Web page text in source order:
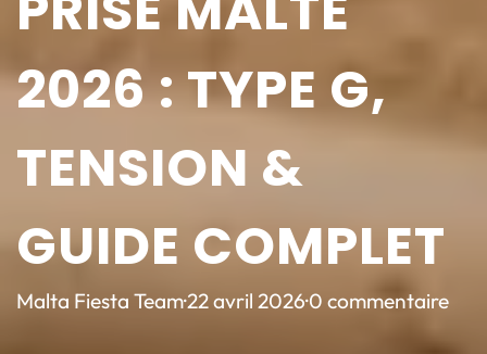
2026 : TYPE G,
TENSION &
GUIDE COMPLET
Malta Fiesta Team·22 avril 2026·0 commentaire